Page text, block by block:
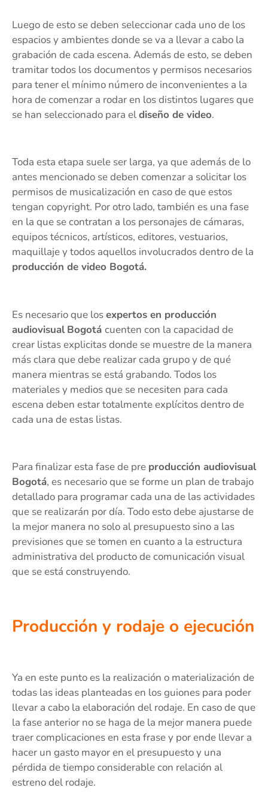
Luego de esto se deben seleccionar cada uno de los
espacios y ambientes donde se va a llevar a cabo la
grabación de cada escena. Además de esto, se deben
tramitar todos los documentos y permisos necesarios
para tener el mínimo número de inconvenientes a la
hora de comenzar a rodar en los distintos lugares que
se han seleccionado para eldiseño de video.
Toda esta etapa suele ser larga, ya que además de lo
antes mencionado se deben comenzar a solicitar los
permisos de musicalización en caso de que estos
tengan copyright. Por otro lado, también es una fase
en la que se contratan a los personajes de cámaras,
equipos técnicos, artísticos, editores, vestuarios,
maquillaje y todos aquellos involucrados dentro de la
producción de video Bogotá.
Es necesario que losexpertos en producción
audiovisual Bogotá cuenten con la capacidad de
crear listas explicitas donde se muestre de la manera
más clara que debe realizar cada grupo y de qué
manera mientras se está grabando. Todos los
materiales y medios que se necesiten para cada
escena deben estar totalmente explícitos dentro de
cada una de estas listas.
Para finalizar esta fase de pre producción audiovisual
Bogotá, es necesario que se forme un plan de trabajo
detallado para programar cada una de las actividades
que se realizarán por día. Todo esto debe ajustarse de
la mejor manera no solo al presupuesto sino a las
previsiones que se tomen en cuanto a la estructura
administrativa del producto de comunicación visual
que se está construyendo.
Producción y rodaje o ejecución
Ya en este punto es la realización o materialización de
todas las ideas planteadas en los guiones para poder
llevar a cabo la elaboración del rodaje. En caso de que
la fase anterior no se haga de la mejor manera puede
traer complicaciones en esta frase y por ende llevar a
hacer un gasto mayor en el presupuesto y una
pérdida de tiempo considerable con relación al
estreno del rodaje.